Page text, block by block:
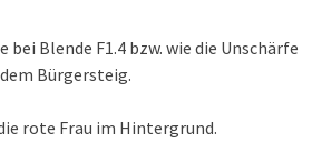
Blende F1.4 bzw. wie die Unschärfe
Bürgersteig.
rote Frau im Hintergrund.